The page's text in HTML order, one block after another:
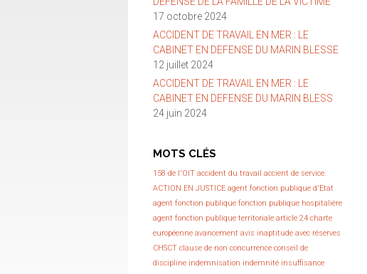
17 octobre 2024
ACCIDENT DE TRAVAIL EN MER : LE
CABINET EN DEFENSE DU MARIN BLESSE
12 juillet 2024
ACCIDENT DE TRAVAIL EN MER : LE
CABINET EN DEFENSE DU MARIN BLESS
24 juin 2024
MOTS CLÉS
158 de l'OIT accident du travail accient de service.
ACTION EN JUSTICE agent fonction publique d'Etat
agent fonction publique fonction publique hospitalière
agent fonction publique territoriale article 24 charte
européenne avancement avis inaptitude avec réserves
CHSCT clause de non concurrence conseil de
discipline indemnisation indemnité insuffisance